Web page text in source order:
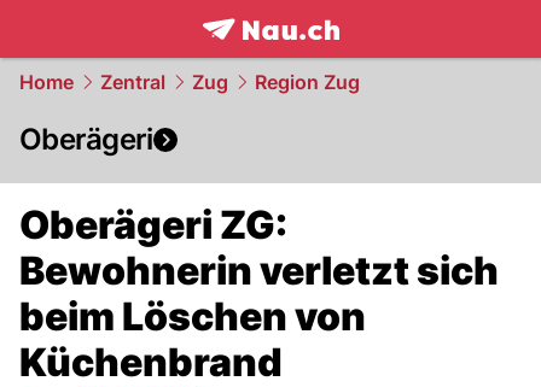
frontpage.NAU.ch
Home Zentral Zug Region Zug
Oberägeri
Oberägeri ZG:
Bewohnerin verletzt sich
beim Löschen von
Küchenbrand